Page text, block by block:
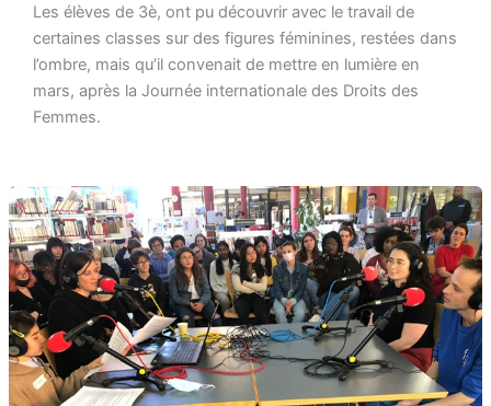
Les élèves de 3è, ont pu découvrir avec le travail de
certaines classes sur des figures féminines, restées dans
l’ombre, mais qu’il convenait de mettre en lumière en
mars, après la Journée internationale des Droits des
Femmes.